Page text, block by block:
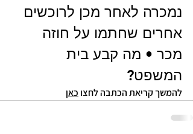
נמכרה לאחר מכן לרוכשים
אחרים שחתמו על חוזה
מכר • מה קבע בית
המשפט?
להמשך קריאת הכתבה לחצו כאן